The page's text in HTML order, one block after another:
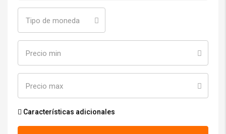
Tipo de moneda
Precio min
Precio max
Características adicionales